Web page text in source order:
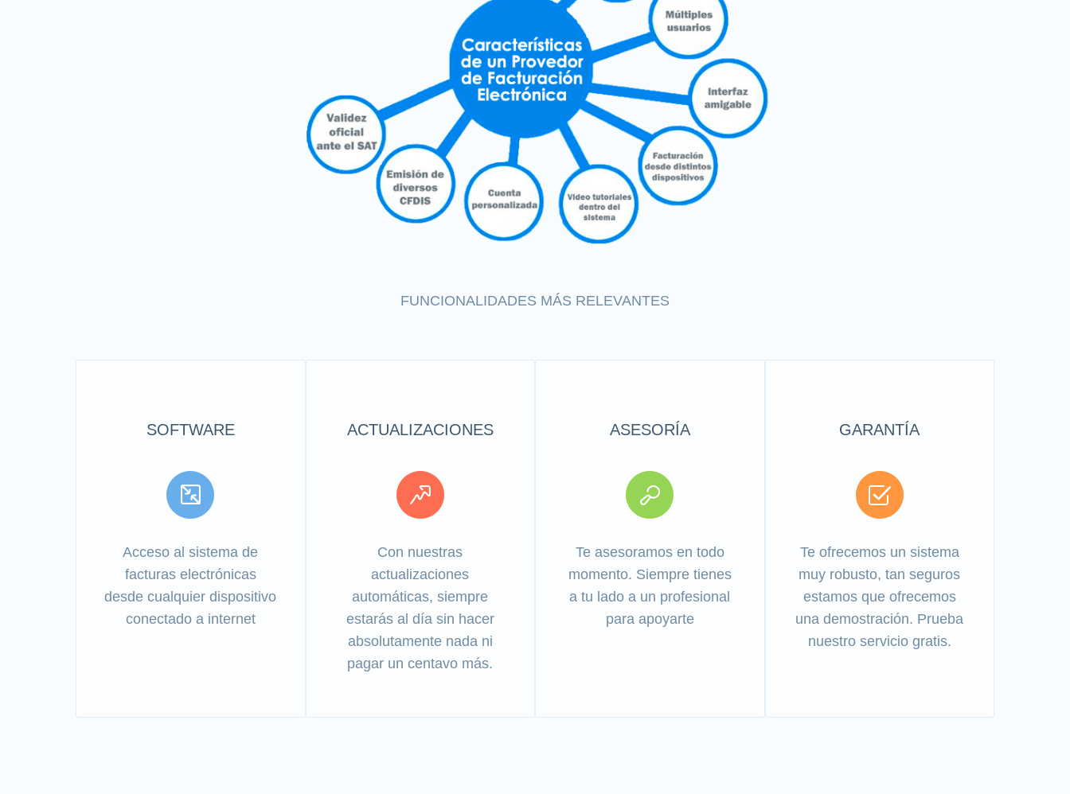
FUNCIONALIDADES MÁS RELEVANTES
SOFTWARE
Acceso al sistema de
facturas electrónicas
desde cualquier dispositivo
conectado a internet
ACTUALIZACIONES
Con nuestras
actualizaciones
automáticas, siempre
estarás al día sin hacer
absolutamente nada ni
pagar un centavo más.
ASESORÍA
Te asesoramos en todo
momento. Siempre tienes
a tu lado a un profesional
para apoyarte
GARANTÍA
Te ofrecemos un sistema
muy robusto, tan seguros
estamos que ofrecemos
una demostración. Prueba
nuestro servicio gratis.